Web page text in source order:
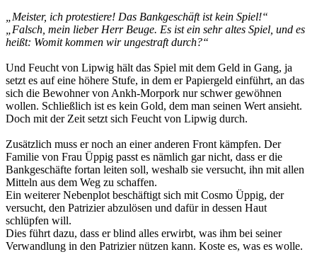
„Meister, ich protestiere! Das Bankgeschäft ist kein Spiel!“
„Falsch, mein lieber Herr Beuge. Es ist ein sehr altes Spiel, und es
heißt: Womit kommen wir ungestraft durch?“
Und Feucht von Lipwig hält das Spiel mit dem Geld in Gang, ja
setzt es auf eine höhere Stufe, in dem er Papiergeld einführt, an das
sich die Bewohner von Ankh-Morpork nur schwer gewöhnen
wollen. Schließlich ist es kein Gold, dem man seinen Wert ansieht.
Doch mit der Zeit setzt sich Feucht von Lipwig durch.
Zusätzlich muss er noch an einer anderen Front kämpfen. Der
Familie von Frau Üppig passt es nämlich gar nicht, dass er die
Bankgeschäfte fortan leiten soll, weshalb sie versucht, ihn mit allen
Mitteln aus dem Weg zu schaffen.
Ein weiterer Nebenplot beschäftigt sich mit Cosmo Üppig, der
versucht, den Patrizier abzulösen und dafür in dessen Haut
schlüpfen will.
Dies führt dazu, dass er blind alles erwirbt, was ihm bei seiner
Verwandlung in den Patrizier nützen kann. Koste es, was es wolle.